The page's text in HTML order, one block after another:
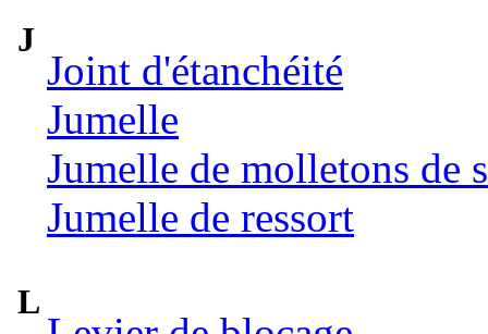
J
Joint d'étanchéité
Jumelle
Jumelle de molletons de
Jumelle de ressort
L